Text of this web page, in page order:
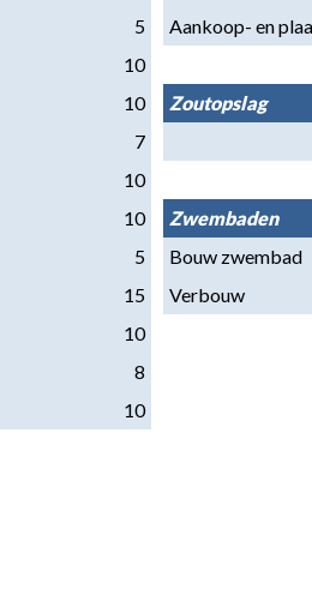
5
Aankoop- en
10
10
Zoutopslag
7
10
10
Zwembaden
5
Bouw zwembad
15
Verbouw
10
8
10